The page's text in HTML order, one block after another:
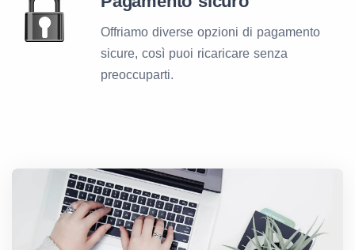
Offriamo diverse opzioni di pagamento
sicure, così puoi ricaricare senza
preoccuparti.